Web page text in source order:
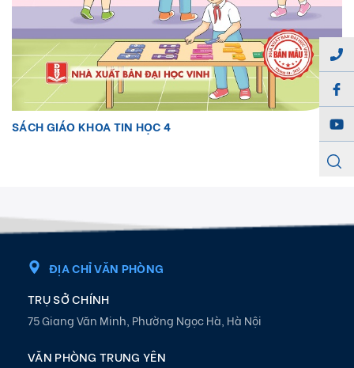
SÁCH GIÁO KHOA TIN HỌC 4
ĐỊA CHỈ VĂN PHÒNG
TRỤ SỞ CHÍNH
75 Giang Văn Minh, Phường Ngọc Hà, Hà Nội
VĂN PHÒNG TRUNG YÊN